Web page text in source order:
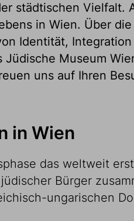
städtischen Vielfalt.
in Wien. Über
Identität,
Museum
uns auf Ihren
in Wien
das weltweit
Bürger
ungarischen